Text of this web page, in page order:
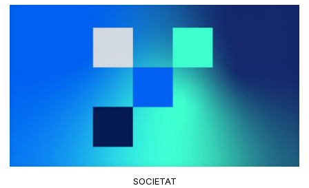
SOCIETAT